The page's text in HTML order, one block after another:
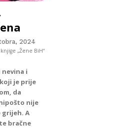
2024
„Žene BiH“
i
je prije
da
nije
grijeh. A
bračne